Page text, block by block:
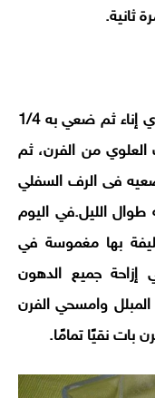
ثانية.
سخني الفرن طفيفًا ثم أطفئيه، وأحضري إناء ثم ضعي به 1/4
من الفرن، ثم
فى الرف السفلي
طوال الليل.في اليوم
بليفة بها مغموسة في
إزاحة جميع الدهون
وامسحي الفرن
بات نقيًا تمامًا.